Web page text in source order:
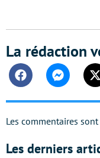
La rédaction
FacebookMessenger
Les commentaires
Les derniers